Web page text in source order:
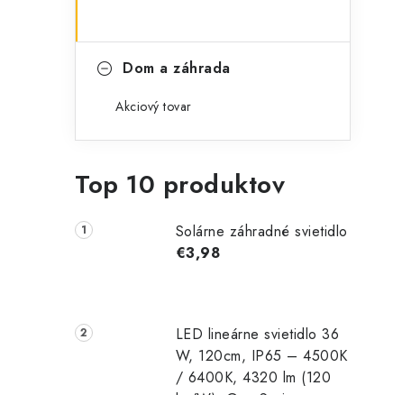
Dom a záhrada
Akciový tovar
Top 10 produktov
Solárne záhradné svietidlo
€3,98
LED lineárne svietidlo 36
W, 120cm, IP65 – 4500K
/ 6400K, 4320 lm (120